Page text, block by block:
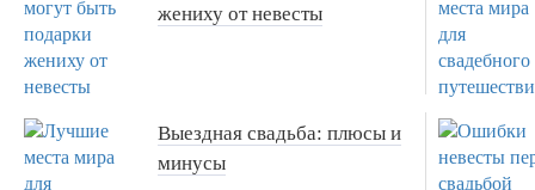
жениху от невесты
Выездная свадьба: плюсы и
минусы